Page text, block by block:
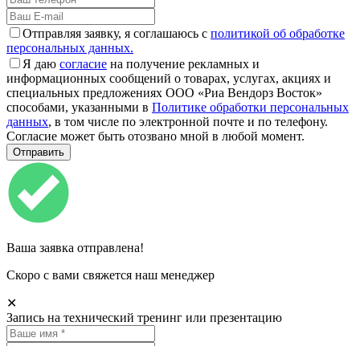
Отправляя заявку, я соглашаюсь с политикой об обработке
персональных данных.
Я даю согласие на получение рекламных и
информационных сообщений о товарах, услугах, акциях и
специальных предложениях ООО «Риа Вендорз Восток»
способами, указанными в Политике обработки персональных
данных, в том числе по электронной почте и по телефону.
Согласие может быть отозвано мной в любой момент.
Ваша заявка отправлена!
Скоро с вами свяжется наш менеджер
✕
Запись на технический тренинг или презентацию